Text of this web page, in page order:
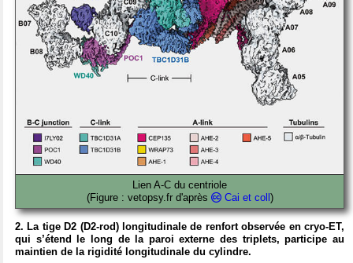
Lien A-C du centriole
(Figure : vetopsy.fr d'après
Cai et coll )
2. La tige D2 (D2-rod) longitudinale de renfort observée en cryo-ET,
qui s’étend le long de la paroi externe des triplets, participe au
maintien de la rigidité longitudinale du cylindre.